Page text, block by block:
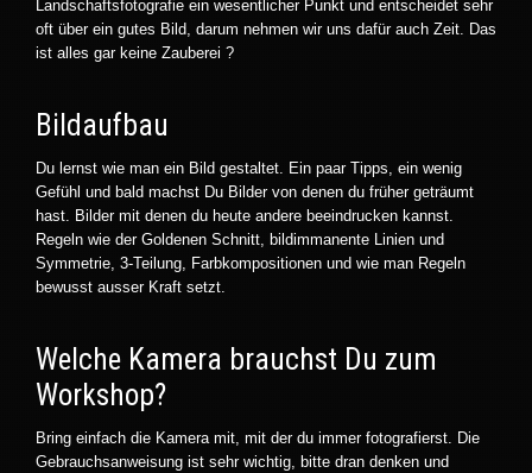
Landschaftsfotografie ein wesentlicher Punkt und entscheidet sehr
oft über ein gutes Bild, darum nehmen wir uns dafür auch Zeit. Das
ist alles gar keine Zauberei ?
Bildaufbau
Du lernst wie man ein Bild gestaltet. Ein paar Tipps, ein wenig
Gefühl und bald machst Du Bilder von denen du früher geträumt
hast. Bilder mit denen du heute andere beeindrucken kannst.
Regeln wie der Goldenen Schnitt, bildimmanente Linien und
Symmetrie, 3-Teilung, Farbkompositionen und wie man Regeln
bewusst ausser Kraft setzt.
Welche Kamera brauchst Du zum
Workshop?
Bring einfach die Kamera mit, mit der du immer fotografierst. Die
Gebrauchsanweisung ist sehr wichtig, bitte dran denken und